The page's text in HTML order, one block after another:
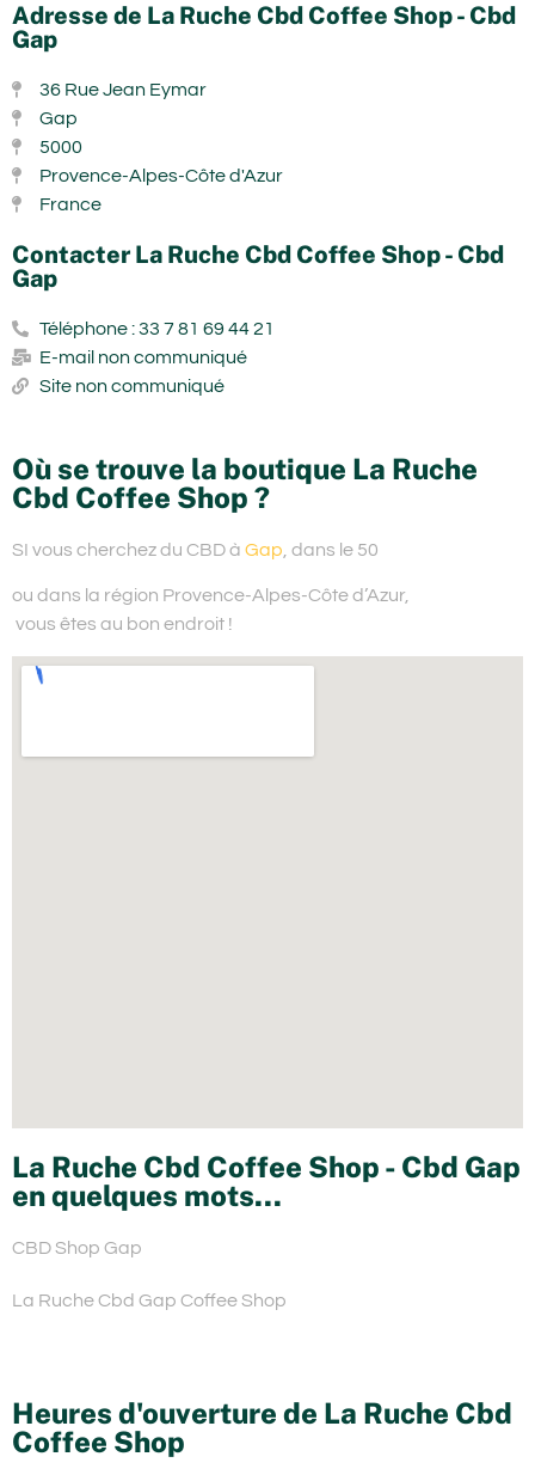
Adresse de La Ruche Cbd Coffee Shop - Cbd
Gap
36 Rue Jean Eymar
Gap
5000
Provence-Alpes-Côte d'Azur
France
Contacter La Ruche Cbd Coffee Shop - Cbd
Gap
Téléphone : 33 7 81 69 44 21
E-mail non communiqué
Site non communiqué
Où se trouve la boutique La Ruche
Cbd Coffee Shop ?
SI vous cherchez du CBD à Gap , dans le 50
ou dans la région Provence-Alpes-Côte d’Azur,
vous êtes au bon endroit !
La Ruche Cbd Coffee Shop - Cbd Gap
en quelques mots...
CBD Shop Gap
La Ruche Cbd Gap Coffee Shop
Heures d'ouverture de La Ruche Cbd
Coffee Shop